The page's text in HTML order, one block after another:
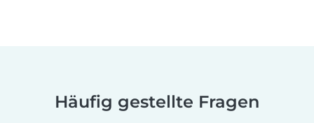
Häufig gestellte Fragen